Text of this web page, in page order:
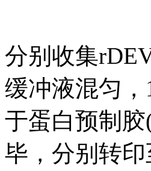
分别收集
缓冲液混匀
于蛋白预制
毕，分别转印